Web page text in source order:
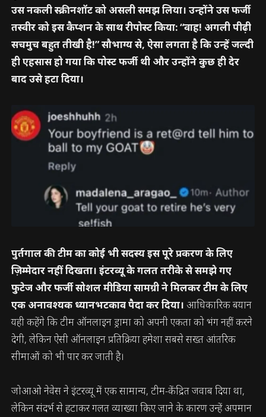
उस नकली स्क्रीनशॉट को असली समझ लिया। उन्होंने उस फर्जी
तस्वीर को इस कैप्शन के साथ रीपोस्ट किया: “वाह! अगली पीढ़ी
सचमुच बहुत तीखी है!” सौभाग्य से, ऐसा लगता है कि उन्हें जल्दी
ही एहसास हो गया कि पोस्ट फर्जी थी और उन्होंने कुछ ही देर
बाद उसे हटा दिया।
पुर्तगाल की टीम का कोई भी सदस्य इस पूरे प्रकरण के लिए
ज़िम्मेदार नहीं दिखता। इंटरव्यू के गलत तरीके से समझे गए
फुटेज और फर्जी सोशल मीडिया सामग्री ने मिलकर टीम के लिए
एक अनावश्यक ध्यानभटकाव पैदा कर दिया। आधिकारिक बयान
यही कहेंगे कि टीम ऑनलाइन ड्रामा को अपनी एकता को भंग नहीं करने
देगी, लेकिन ऐसी ऑनलाइन प्रतिक्रिया हमेशा सबसे सख्त आंतरिक
सीमाओं को भी पार कर जाती है।
जोआओ नेवेस ने इंटरव्यू में एक सामान्य, टीम-केंद्रित जवाब दिया था,
लेकिन संदर्भ से हटाकर गलत व्याख्या किए जाने के कारण उन्हें अपमान